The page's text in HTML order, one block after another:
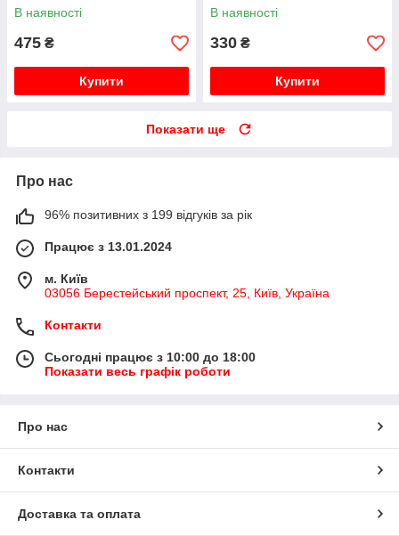
В наявності
475 ₴
Купити
В наявності
330 ₴
Купити
Показати ще
Про нас
96% позитивних з 199 відгуків за рік
Працює з 13.01.2024
м. Київ
03056 Берестейський проспект, 25, Київ, Україна
Контакти
Сьогодні працює з 10:00 до 18:00
Показати весь графік роботи
Про нас
Контакти
Доставка та оплата